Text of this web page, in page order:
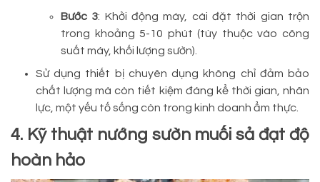
Bước 3: Khởi động máy, cài đặt thời gian trộn
trong khoảng 5-10 phút (tùy thuộc vào công
suất máy, khối lượng sườn).
Sử dụng thiết bị chuyên dụng không chỉ đảm bảo
chất lượng mà còn tiết kiệm đáng kể thời gian, nhân
lực, một yếu tố sống còn trong kinh doanh ẩm thực.
4. Kỹ thuật nướng sườn muối sả đạt độ
hoàn hảo